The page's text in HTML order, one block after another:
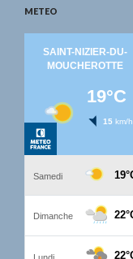
METEO